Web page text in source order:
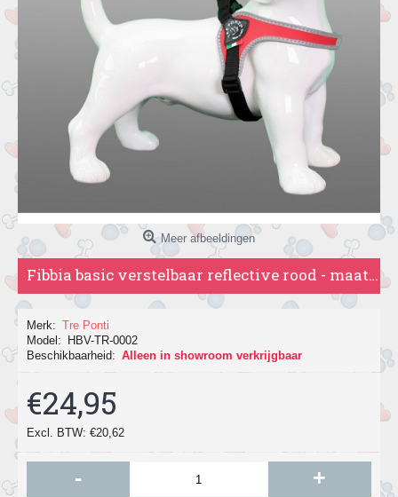
Meer afbeeldingen
Fibbia basic verstelbaar reflective rood - maat 3 (tot 7kg)
Merk: Tre Ponti
Model:
HBV-TR-0002
Beschikbaarheid: Alleen in showroom verkrijgbaar
€24,95
Excl. BTW: €20,62
- +